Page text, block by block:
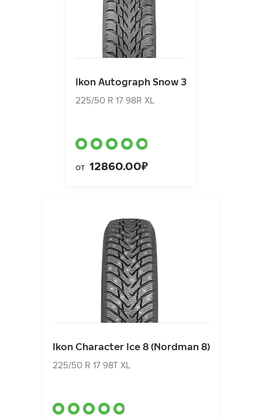
Ikon Autograph Snow 3
225/50 R 17 98R XL
от 12860.00₽
Ikon Character Ice 8 (Nordman 8)
225/50 R 17 98T XL
Ikon Autograph Snow 3
225/50 R 17 98R XL
от12860.00₽
Ikon Character Ice 8 (Nordman 8)
225/50 R 17 98T XL
от13150.00₽